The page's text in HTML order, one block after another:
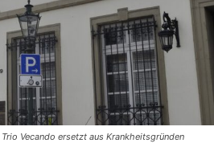
Vecando ersetzt aus Krankheitsgründen